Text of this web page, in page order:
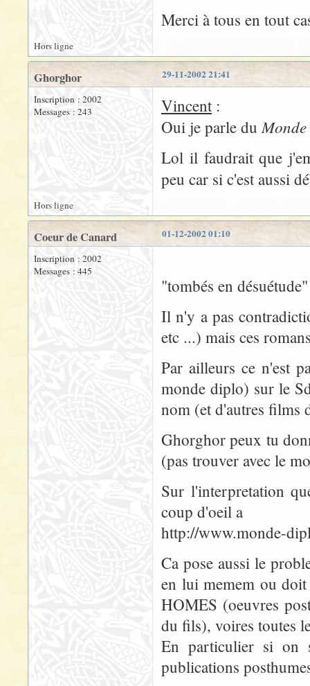
Merci à tous en tout
Hors ligne
29-11-2002 21:41
Ghorghor
Inscription : 2002
Messages : 243
Vincent:
Oui je parle du
Lol il faudrait que
peu car si c'est aussi
Hors ligne
01-12-2002 01:10
Coeur de Canard
Inscription : 2002
Messages : 445
"tombés en
Il n'y a pas
etc ...) mais ces
Par ailleurs ce n'est
monde diplo) sur le
nom (et d'autres films
Ghorghor peux tu
(pas trouver avec le
Sur l'interpretation
coup d'oeil a
http://www.monde-
Ca pose aussi le
en lui memem ou
HOMES (oeuvres
du fils), voires toutes
En particulier si on
publications